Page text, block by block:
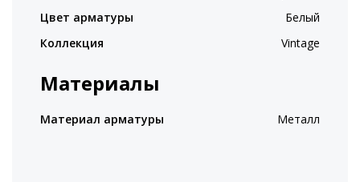
Цвет арматуры
Белый
Коллекция
Vintage
Материалы
Материал арматуры Металл